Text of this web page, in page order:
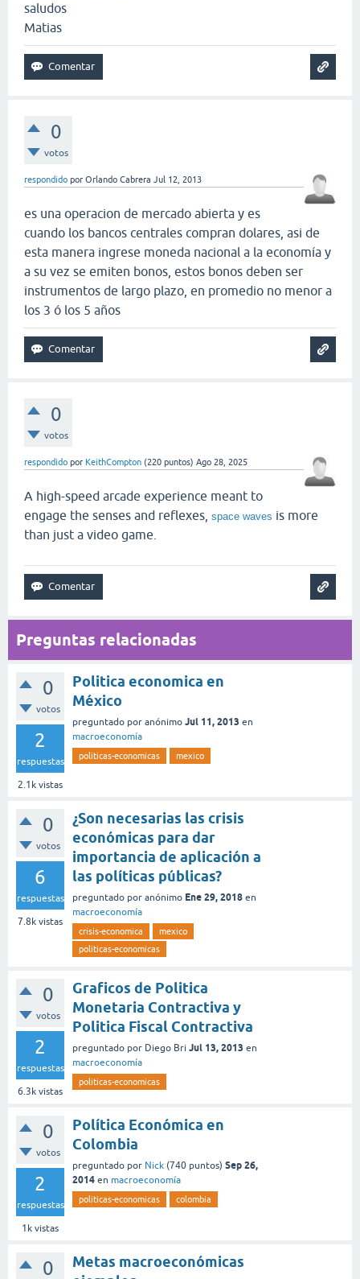
saludos
Matias
0
votos
respondido por Orlando Cabrera Jul 12, 2013
es una operacion de mercado abierta y es
cuando los bancos centrales compran dolares, asi de
esta manera ingrese moneda nacional a la economía y
a su vez se emiten bonos, estos bonos deben ser
instrumentos de largo plazo, en promedio no menor a
los 3 ó los 5 años
0
votos
respondido por KeithCompton (220 puntos) Ago 28, 2025
A high-speed arcade experience meant to
engage the senses and reflexes, space waves is more
than just a video game.
Preguntas relacionadas
0
votos
2
respuestas
2.1k vistas
Politica economica en
México
preguntado por anónimo Jul 11, 2013 en
macroeconomía
politicas-economicas mexico
0
votos
6
respuestas
7.8k vistas
¿Son necesarias las crisis
económicas para dar
importancia de aplicación a
las políticas públicas?
preguntado por anónimo Ene 29, 2018 en
macroeconomía
crisis-economica
mexico
politicas-economicas
0
votos
2
respuestas
6.3k vistas
Graficos de Politica
Monetaria Contractiva y
Politica Fiscal Contractiva
preguntado por Diego Bri Jul 13, 2013 en
macroeconomía
politicas-economicas
0
votos
2
respuestas
1k vistas
Política Económica en
Colombia
preguntado por Nick (740 puntos) Sep 26,
2014 en macroeconomía
politicas-economicas colombia
0
Metas macroeconómicas